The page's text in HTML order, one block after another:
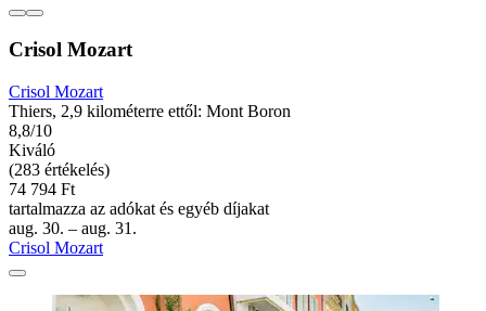
Crisol Mozart
Crisol Mozart
Thiers, 2,9 kilométerre ettől: Mont Boron
8,8/10
Kiváló
(283 értékelés)
74 794 Ft
tartalmazza az adókat és egyéb díjakat
aug. 30. – aug. 31.
Crisol Mozart